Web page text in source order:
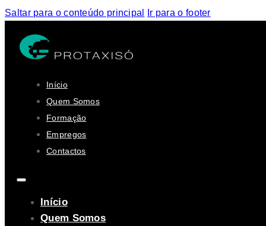
Saltar para o conteúdo principal Ir para o footer
Início
Quem Somos
Formação
Empregos
Contactos
Início
Quem Somos